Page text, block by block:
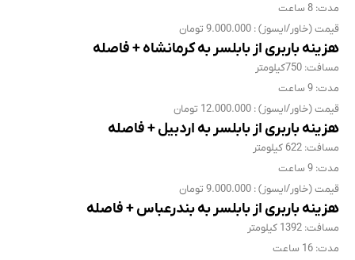
مدت: 8 ساعت
قیمت (خاور/ایسوز) : 9.000.000 تومان
هزینه باربری از بابلسر به کرمانشاه + فاصله
مسافت: 750کیلومتر
مدت: 9 ساعت
قیمت (خاور/ایسوز) : 12.000.000 تومان
هزینه باربری از بابلسر به اردبیل + فاصله
مسافت: 622 کیلومتر
مدت: 9 ساعت
قیمت (خاور/ایسوز) : 9.000.000 تومان
هزینه باربری از بابلسر به بندرعباس + فاصله
مسافت: 1392 کیلومتر
مدت: 16 ساعت